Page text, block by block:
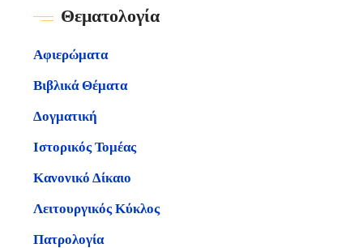
Θεματολογία
Αφιερώματα
Βιβλικά Θέματα
Δογματική
Ιστορικός Τομέας
Κανονικό Δίκαιο
Λειτουργικός Κύκλος
Πατρολογία